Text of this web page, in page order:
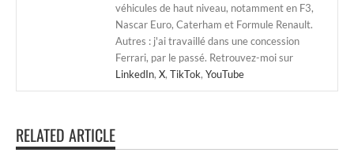
véhicules de haut niveau, notamment en F3,
Nascar Euro, Caterham et Formule Renault.
Autres : j'ai travaillé dans une concession
Ferrari, par le passé. Retrouvez-moi sur
LinkedIn, X, TikTok, YouTube
RELATED ARTICLE